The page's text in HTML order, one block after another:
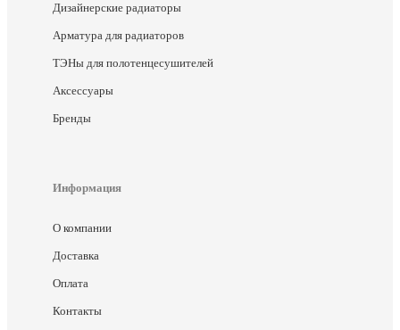
Дизайнерские радиаторы
Арматура для радиаторов
ТЭНы для полотенцесушителей
Аксессуары
Бренды
Информация
О компании
Доставка
Оплата
Контакты